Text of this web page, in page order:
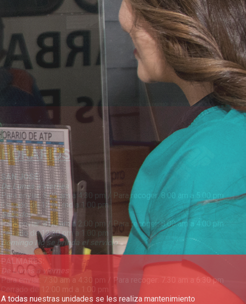
HORARIOS
SAN JOSÉ:
De Lunes a viernes
Para enviar: 8:00 am a 4:30 pm / Para recoger: 8:00 am a 5:00 pm
Cerrado de 12:00 md a 1:00 pm
Sábados
Para enviar: 8:00 am a 2:00 pm / Para recoger: 8:00 am a 4:00 pm
Cerrado de 12:30 pm a 1:00 pm
Domingo No se brinda el servicio
PALMARES:
De Lunes a viernes
Para enviar: 7:30 am a 4:30 pm / Para recoger: 7:30 am a 6:30 pm
Cerrado de 12:00 md a 1:00 pm
Sábados